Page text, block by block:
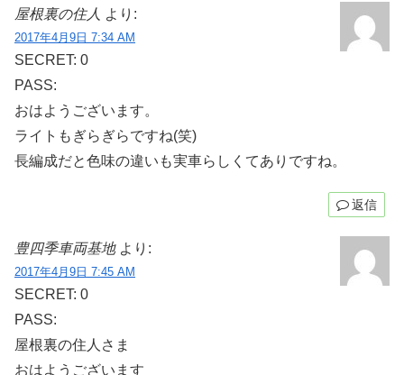
屋根裏の住人 より:
2017年4月9日 7:34 AM
SECRET: 0
PASS:
おはようございます。
ライトもぎらぎらですね(笑)
長編成だと色味の違いも実車らしくてありですね。
返信
豊四季車両基地 より:
2017年4月9日 7:45 AM
SECRET: 0
PASS:
屋根裏の住人さま
おはようございます